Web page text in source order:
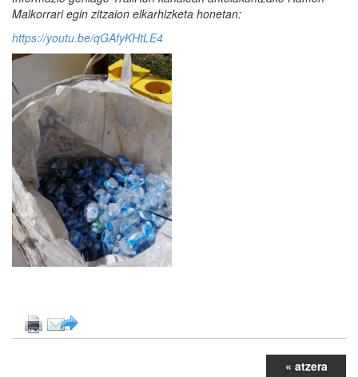
Malkorrari egin zitzaion elkarhizketa honetan:
https://youtu.be/qGAfyKHtLE4
« atzera